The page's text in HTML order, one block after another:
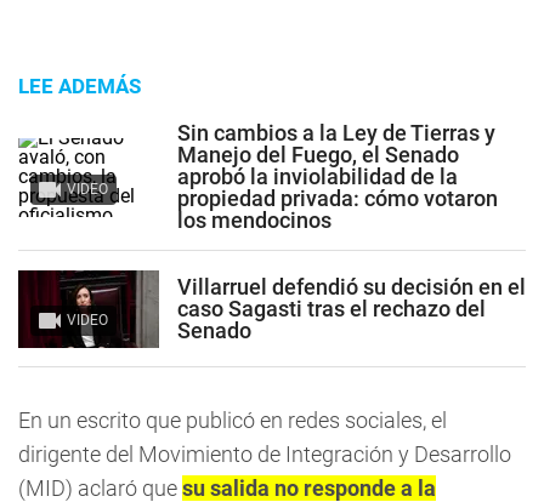
LEE ADEMÁS
VIDEO
Sin cambios a la Ley de Tierras y
Manejo del Fuego, el Senado
aprobó la inviolabilidad de la
propiedad privada: cómo votaron
los mendocinos
VIDEO
Villarruel defendió su decisión en el
caso Sagasti tras el rechazo del
Senado
En un escrito que publicó en redes sociales, el
dirigente del Movimiento de Integración y Desarrollo
(MID) aclaró quesu salida no responde a la